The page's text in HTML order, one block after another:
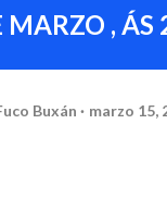
MARZO , ÁS
Buxán marzo 15,